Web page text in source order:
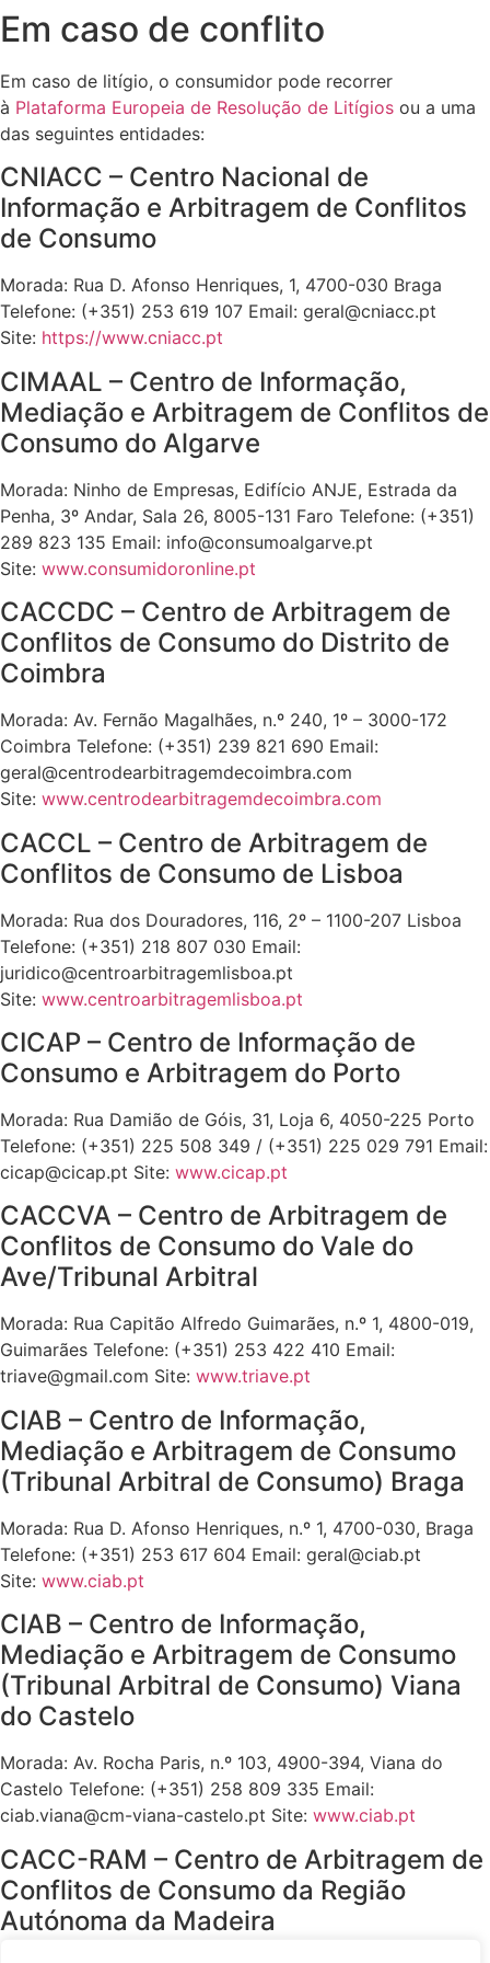
Em caso de conflito
Em caso de litígio, o consumidor pode recorrer
à Plataforma Europeia de Resolução de Litígios ou a uma
das seguintes entidades:
CNIACC – Centro Nacional de
Informação e Arbitragem de Conflitos
de Consumo
Morada: Rua D. Afonso Henriques, 1, 4700-030 Braga
Telefone: (+351) 253 619 107 Email: geral@cniacc.pt
Site: https://www.cniacc.pt
CIMAAL – Centro de Informação,
Mediação e Arbitragem de Conflitos de
Consumo do Algarve
Morada: Ninho de Empresas, Edifício ANJE, Estrada da
Penha, 3º Andar, Sala 26, 8005-131 Faro Telefone: (+351)
289 823 135 Email: info@consumoalgarve.pt
Site: www.consumidoronline.pt
CACCDC – Centro de Arbitragem de
Conflitos de Consumo do Distrito de
Coimbra
Morada: Av. Fernão Magalhães, n.º 240, 1º – 3000-172
Coimbra Telefone: (+351) 239 821 690 Email:
geral@centrodearbitragemdecoimbra.com
Site: www.centrodearbitragemdecoimbra.com
CACCL – Centro de Arbitragem de
Conflitos de Consumo de Lisboa
Morada: Rua dos Douradores, 116, 2º – 1100-207 Lisboa
Telefone: (+351) 218 807 030 Email:
juridico@centroarbitragemlisboa.pt
Site: www.centroarbitragemlisboa.pt
CICAP – Centro de Informação de
Consumo e Arbitragem do Porto
Morada: Rua Damião de Góis, 31, Loja 6, 4050-225 Porto
Telefone: (+351) 225 508 349 / (+351) 225 029 791 Email:
cicap@cicap.pt Site: www.cicap.pt
CACCVA – Centro de Arbitragem de
Conflitos de Consumo do Vale do
Ave/Tribunal Arbitral
Morada: Rua Capitão Alfredo Guimarães, n.º 1, 4800-019,
Guimarães Telefone: (+351) 253 422 410 Email:
triave@gmail.com Site: www.triave.pt
CIAB – Centro de Informação,
Mediação e Arbitragem de Consumo
(Tribunal Arbitral de Consumo) Braga
Morada: Rua D. Afonso Henriques, n.º 1, 4700-030, Braga
Telefone: (+351) 253 617 604 Email: geral@ciab.pt
Site: www.ciab.pt
CIAB – Centro de Informação,
Mediação e Arbitragem de Consumo
(Tribunal Arbitral de Consumo) Viana
do Castelo
Morada: Av. Rocha Paris, n.º 103, 4900-394, Viana do
Castelo Telefone: (+351) 258 809 335 Email:
ciab.viana@cm-viana-castelo.pt Site: www.ciab.pt
CACC-RAM – Centro de Arbitragem de
Conflitos de Consumo da Região
Autónoma da Madeira